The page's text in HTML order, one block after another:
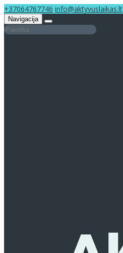
+37064767746 info@aktyvuslaikas.lt
Navigacija